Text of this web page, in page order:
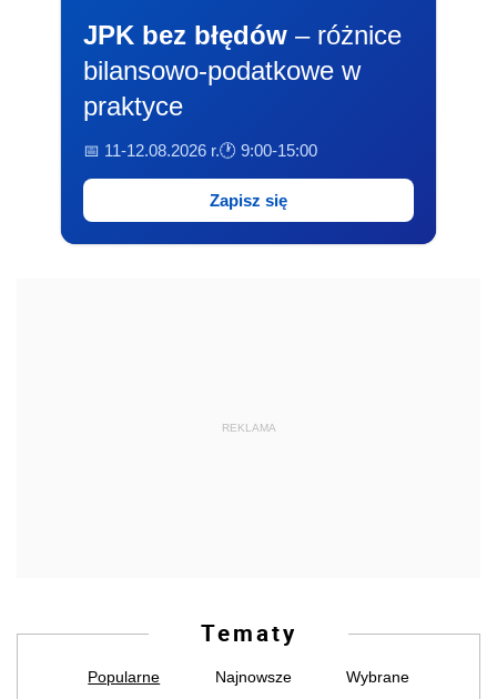
JPK bez błędów – różnice
bilansowo-podatkowe w
praktyce
📅 11-12.08.2026 r.🕐 9:00-15:00
Zapisz się
REKLAMA
Tematy
Popularne Najnowsze Wybrane